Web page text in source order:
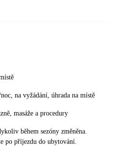
na vyžádání, úhrada na místě
masáže a procedury
během sezóny změněna.
po příjezdu do ubytování.